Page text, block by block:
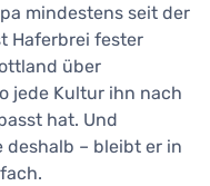
mindestens seit der
Haferbrei fester
über
jede Kultur ihn nach
hat. Und
– bleibt er in